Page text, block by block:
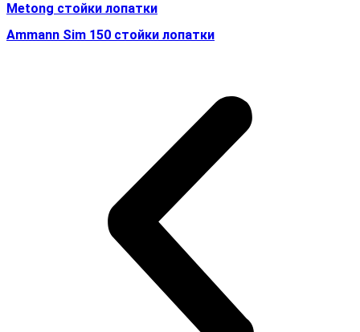
Metong стойки лопатки
Ammann Sim 150 стойки лопатки